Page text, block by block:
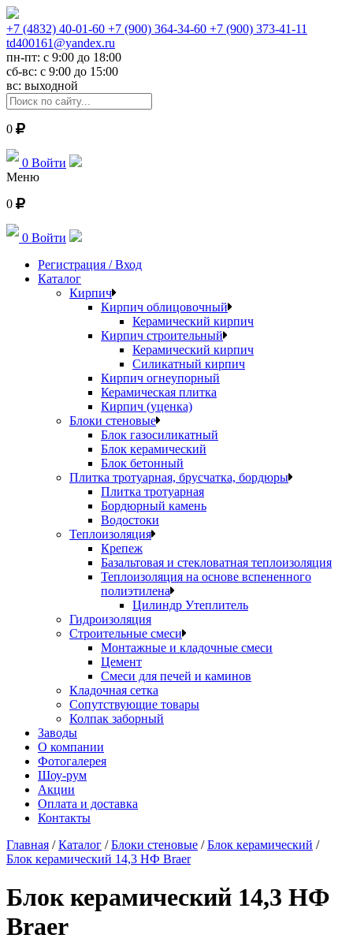
+7 (4832) 40-01-60 +7 (900) 364-34-60 +7 (900) 373-41-11
td400161@yandex.ru
пн-пт: с 9:00 до 18:00
сб-вс: с 9:00 до 15:00
вс: выходной
0
0 Войти
Меню
0
0 Войти
Регистрация / Вход
Каталог
Кирпич
Кирпич облицовочный
Керамический кирпич
Кирпич строительный
Керамический кирпич
Силикатный кирпич
Кирпич огнеупорный
Керамическая плитка
Кирпич (уценка)
Блоки стеновые
Блок газосиликатный
Блок керамический
Блок бетонный
Плитка тротуарная, брусчатка, бордюры
Плитка тротуарная
Бордюрный камень
Водостоки
Теплоизоляция
Крепеж
Базальтовая и стекловатная теплоизоляция
Теплоизоляция на основе вспененного
полиэтилена
Цилиндр Утеплитель
Гидроизоляция
Строительные смеси
Монтажные и кладочные смеси
Цемент
Смеси для печей и каминов
Кладочная сетка
Сопутствующие товары
Колпак заборный
Заводы
О компании
Фотогалерея
Шоу-рум
Акции
Оплата и доставка
Контакты
Главная /Каталог /Блоки стеновые /Блок керамический /
Блок керамический 14,3 НФ Braer
Блок керамический 14,3 НФ
Braer